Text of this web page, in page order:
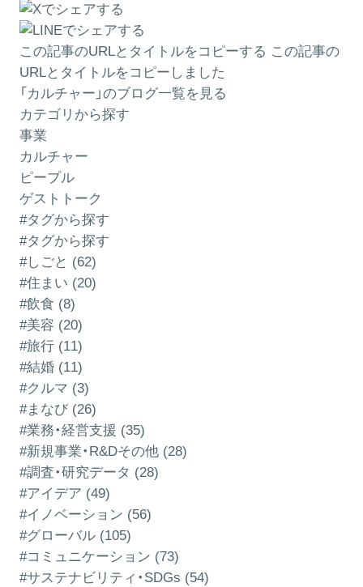
この記事のURLとタイトルをコピーする この記事の
URLとタイトルをコピーしました
「カルチャー」のブログ一覧を見る
カテゴリから探す
事業
カルチャー
ピープル
ゲストトーク
#タグから探す
#タグから探す
#しごと (62)
#住まい (20)
#飲食 (8)
#美容 (20)
#旅行 (11)
#結婚 (11)
#クルマ (3)
#まなび (26)
#業務・経営支援 (35)
#新規事業・R&Dその他 (28)
#調査・研究データ (28)
#アイデア (49)
#イノベーション (56)
#グローバル (105)
#コミュニケーション (73)
#サステナビリティ・SDGs (54)